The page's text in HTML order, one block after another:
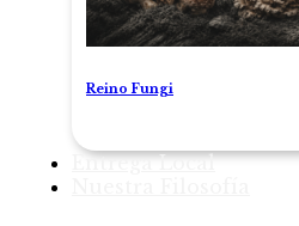
Reino Fungi
Entrega Local